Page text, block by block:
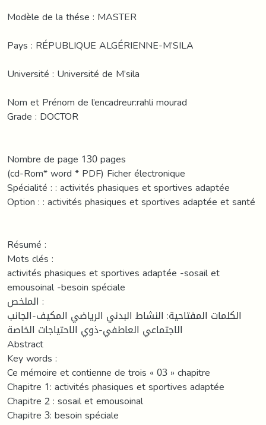
Modèle de la thése : MASTER
Pays : RÉPUBLIQUE ALGÉRIENNE-M’SILA
Université : Université de M’sila
Nom et Prénom de l’encadreur:rahli mourad
Grade : DOCTOR
Nombre de page 130 pages
(cd-Rom* word * PDF) Ficher électronique
Spécialité : : activités phasiques et sportives adaptée
Option : : activités phasiques et sportives adaptée et santé
Résumé :
Mots clés :
activités phasiques et sportives adaptée -sosail et
emousoinal -besoin spéciale
الملخص :
الكلمات المفتاحية: النشاط البدني الرياضي المكيف-الجانب
الاجتماعي العاطفي-ذوي الاحتياجات الخاصة
Abstract
Key words :
Ce mémoire et contienne de trois « 03 » chapitre
Chapitre 1: activités phasiques et sportives adaptée
Chapitre 2 : sosail et emousoinal
Chapitre 3: besoin spéciale